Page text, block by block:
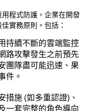
程式防護，企業在開發
實務原則。包括：
持續不斷的雲端監控
路攻擊發生之前預先
團隊盡可能迅速、果
件。
措施 (如多重認證)、
一套完整的角色導向